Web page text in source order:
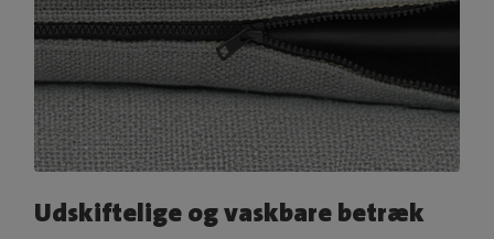
Udskiftelige og vaskbare betræk